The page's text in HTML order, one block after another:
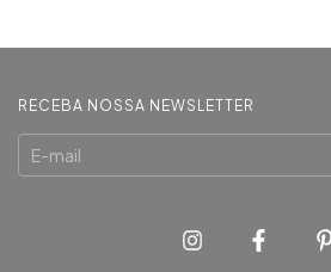
RECEBA NOSSA NEWSLETTER